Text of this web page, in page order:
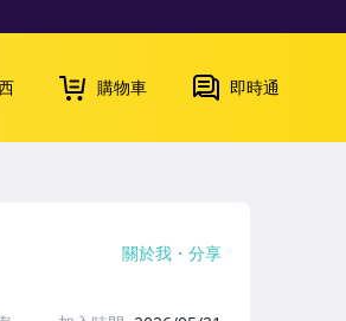
購物車 即時通
關於我 分享